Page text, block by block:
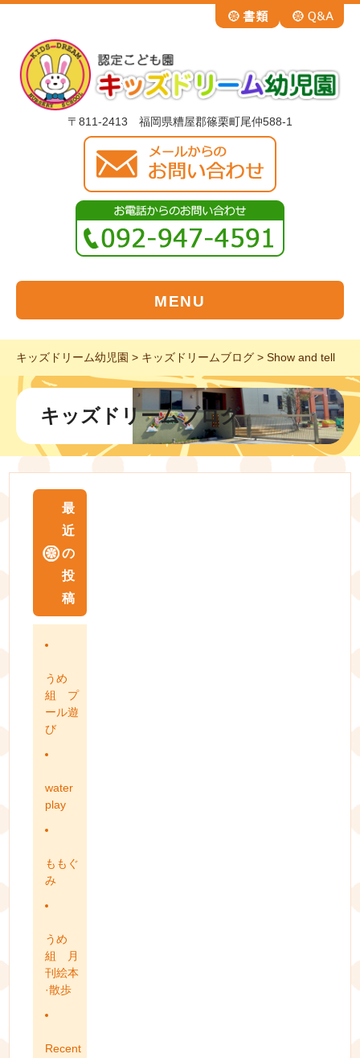
〒811-2413 福岡県糟屋郡篠栗町尾仲588-1
MENU
キッズドリーム幼児園 > キッズドリームブログ > Show and tell
キッズドリームブログ
最
近
の
投
稿
うめ
組 プ
ール遊
び
water
play
ももぐ
み
うめ
組 月
刊絵本
·散歩
Recent